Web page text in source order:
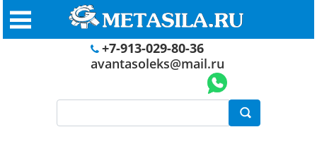
+7-913-029-80-36
avantasoleks@mail.ru